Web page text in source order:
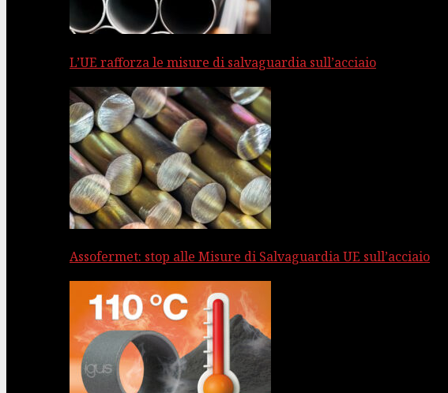
L’UE rafforza le misure di salvaguardia sull’acciaio
Assofermet: stop alle Misure di Salvaguardia UE sull’acciaio